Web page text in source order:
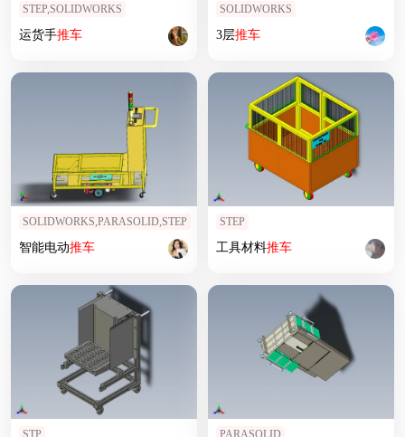
STEP,SOLIDWORKS
运货手推车
SOLIDWORKS
3层推车
SOLIDWORKS,PARASOLID,STEP
智能电动推车
STEP
工具材料推车
STP PARASOLID